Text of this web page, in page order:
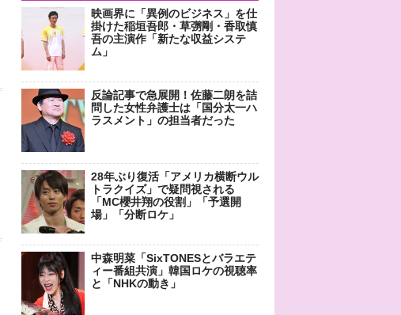
映画界に「異例のビジネス」を仕
掛けた稲垣吾郎・草彅剛・香取慎
吾の主演作「新たな収益システ
ム」
反論記事で急展開！佐藤二朗を詰
問した女性弁護士は「国分太一ハ
ラスメント」の担当者だった
28年ぶり復活「アメリカ横断ウル
トラクイズ」で疑問視される
「MC櫻井翔の役割」「予選開
場」「分断ロケ」
中森明菜「SixTONESとバラエテ
ィー番組共演」韓国ロケの視聴率
と「NHKの動き」